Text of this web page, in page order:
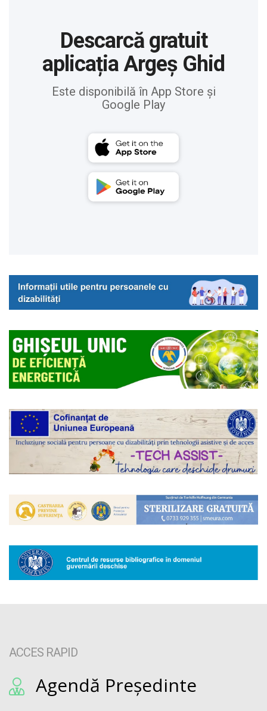
Descarcă gratuit
aplicația Argeș Ghid
Este disponibilă în App Store și
Google Play
ACCES RAPID
Agendă Președinte